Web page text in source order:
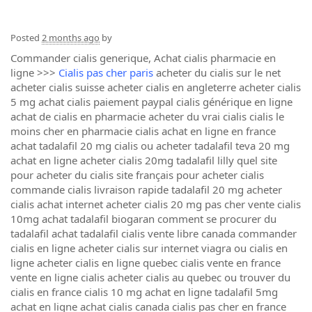
Posted 2 months ago by
Commander cialis generique, Achat cialis pharmacie en
ligne >>> Cialis pas cher paris acheter du cialis sur le net
acheter cialis suisse acheter cialis en angleterre acheter cialis
5 mg achat cialis paiement paypal cialis générique en ligne
achat de cialis en pharmacie acheter du vrai cialis cialis le
moins cher en pharmacie cialis achat en ligne en france
achat tadalafil 20 mg cialis ou acheter tadalafil teva 20 mg
achat en ligne acheter cialis 20mg tadalafil lilly quel site
pour acheter du cialis site français pour acheter cialis
commande cialis livraison rapide tadalafil 20 mg acheter
cialis achat internet acheter cialis 20 mg pas cher vente cialis
10mg achat tadalafil biogaran comment se procurer du
tadalafil achat tadalafil cialis vente libre canada commander
cialis en ligne acheter cialis sur internet viagra ou cialis en
ligne acheter cialis en ligne quebec cialis vente en france
vente en ligne cialis acheter cialis au quebec ou trouver du
cialis en france cialis 10 mg achat en ligne tadalafil 5mg
achat en ligne achat cialis canada cialis pas cher en france